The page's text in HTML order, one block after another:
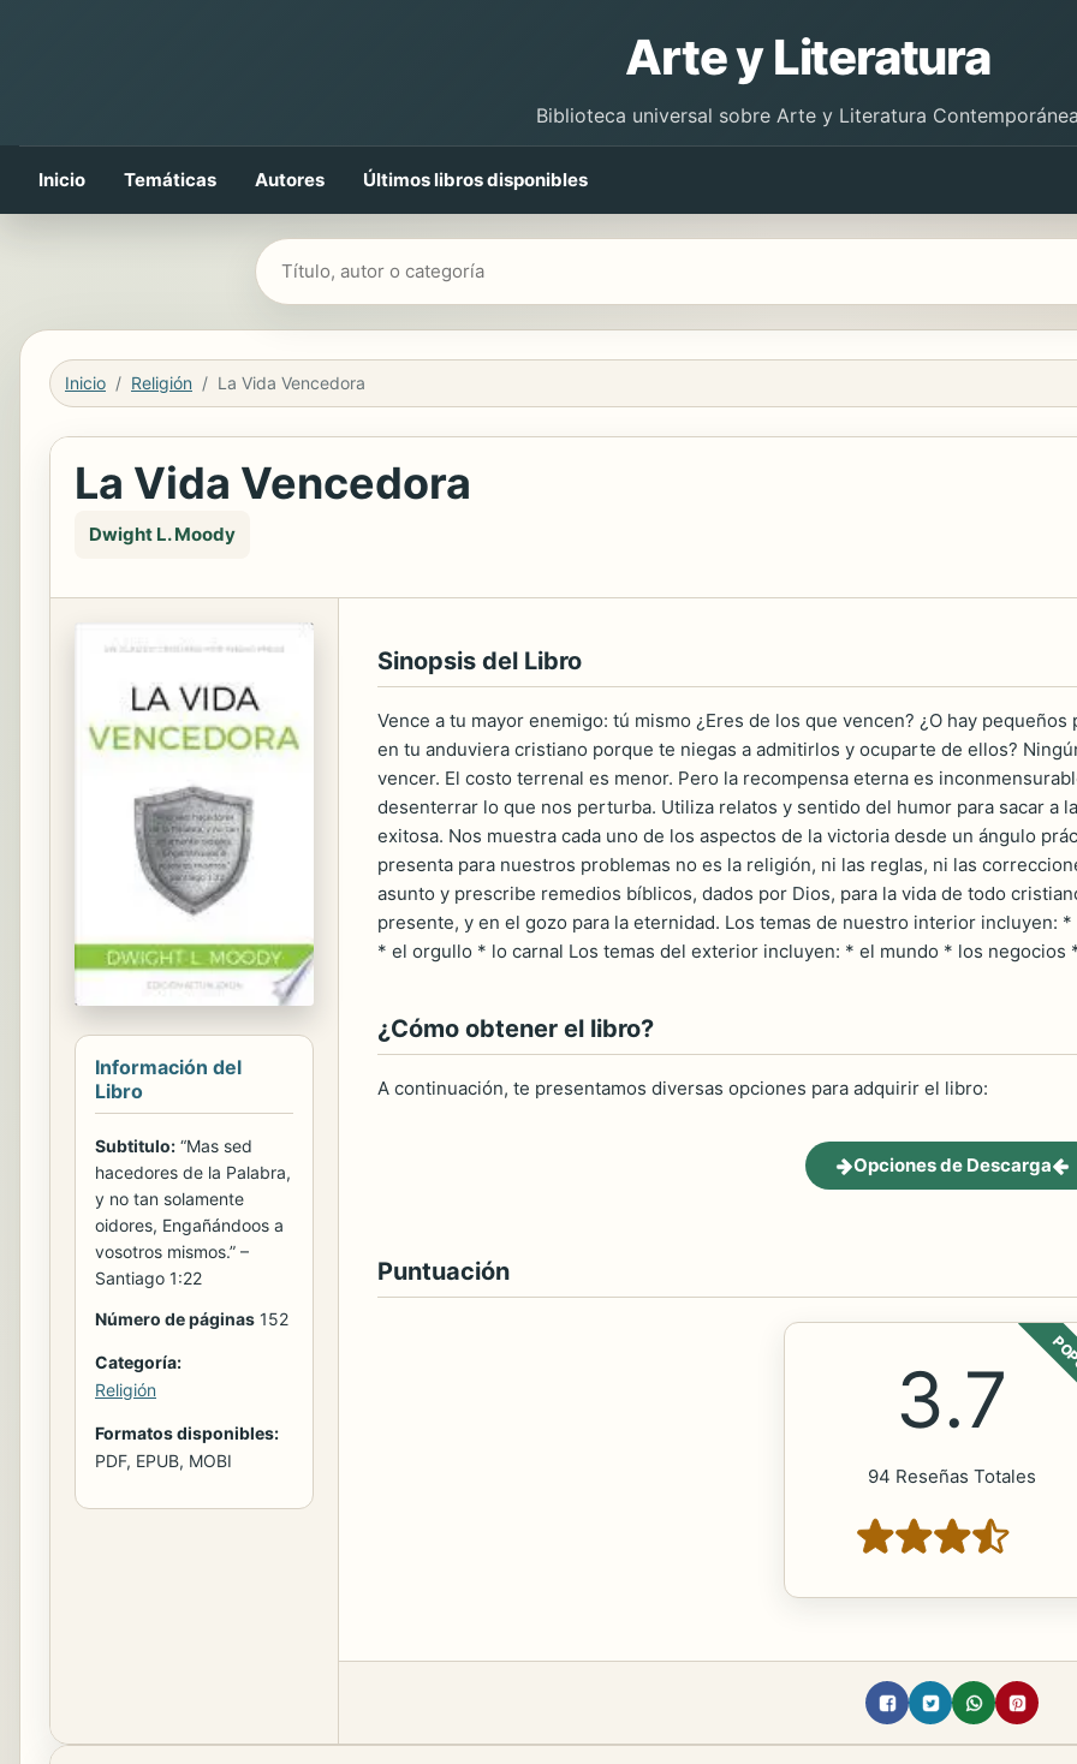
Arte y Literatura
Biblioteca universal sobre Arte y Literatura
Inicio Temáticas Autores Últimos libros disponibles
Buscar libros
Inicio Religión La Vida Vencedora
La Vida Vencedora
Dwight L. Moody
Información del
Libro
Subtitulo: “Mas sed
hacedores de la Palabra,
y no tan solamente
oidores, Engañándoos a
vosotros mismos.” –
Santiago 1:22
Número de páginas 152
Categoría:
Religión
Formatos disponibles:
PDF, EPUB, MOBI
Sinopsis del Libro
Vence a tu mayor enemigo: tú mismo ¿Eres de los que vencen? ¿O hay
en tu anduviera cristiano porque te niegas a admitirlos y ocuparte de ellos?
vencer. El costo terrenal es menor. Pero la recompensa eterna es
desenterrar lo que nos perturba. Utiliza relatos y sentido del humor para sacar a
exitosa. Nos muestra cada uno de los aspectos de la victoria desde un ángulo
presenta para nuestros problemas no es la religión, ni las reglas, ni las
asunto y prescribe remedios bíblicos, dados por Dios, para la vida de todo
presente, y en el gozo para la eternidad. Los temas de nuestro interior incluyen:
* el orgullo * lo carnal Los temas del exterior incluyen: * el mundo * los
¿Cómo obtener el libro?
A continuación, te presentamos diversas opciones para adquirir el libro:
Opciones de Descarga
Puntuación
3.7
94 Reseñas Totales